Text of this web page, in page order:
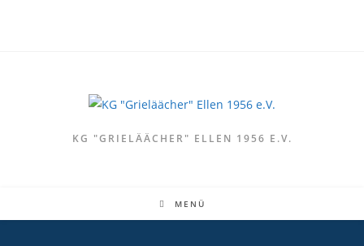
KG "GRIELÄÄCHER" ELLEN 1956 E.V.
MENÜ